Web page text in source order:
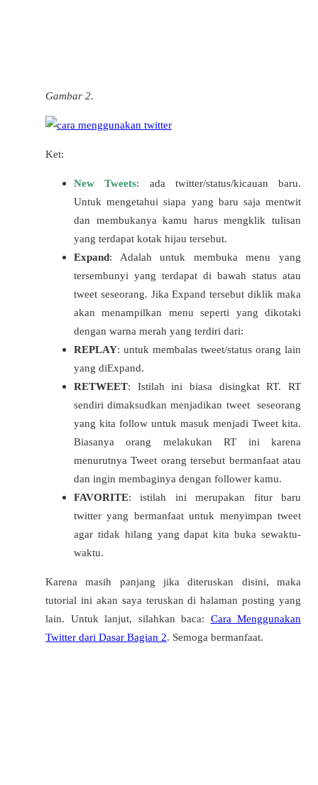
Gambar 2.
Ket:
New Tweets: ada twitter/status/kicauan baru.
Untuk mengetahui siapa yang baru saja mentwit
dan membukanya kamu harus mengklik tulisan
yang terdapat kotak hijau tersebut.
Expand: Adalah untuk membuka menu yang
tersembunyi yang terdapat di bawah status atau
tweet seseorang. Jika Expand tersebut diklik maka
akan menampilkan menu seperti yang dikotaki
dengan warna merah yang terdiri dari:
REPLAY: untuk membalas tweet/status orang lain
yang diExpand.
RETWEET: Istilah ini biasa disingkat RT. RT
sendiri dimaksudkan menjadikan tweet seseorang
yang kita follow untuk masuk menjadi Tweet kita.
Biasanya orang melakukan RT ini karena
menurutnya Tweet orang tersebut bermanfaat atau
dan ingin membaginya dengan follower kamu.
FAVORITE: istilah ini merupakan fitur baru
twitter yang bermanfaat untuk menyimpan tweet
agar tidak hilang yang dapat kita buka sewaktu-
waktu.
Karena masih panjang jika diteruskan disini, maka
tutorial ini akan saya teruskan di halaman posting yang
lain. Untuk lanjut, silahkan baca: Cara Menggunakan
Twitter dari Dasar Bagian 2. Semoga bermanfaat.